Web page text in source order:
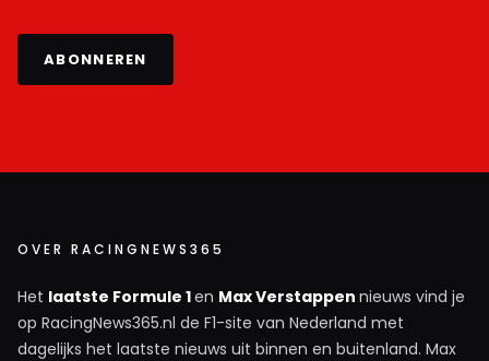
ABONNEREN
OVER RACINGNEWS365
Het laatste Formule 1en Max Verstappen nieuws vind je
op RacingNews365.nl de F1-site van Nederland met
dagelijks het laatste nieuws uit binnen en buitenland. Max